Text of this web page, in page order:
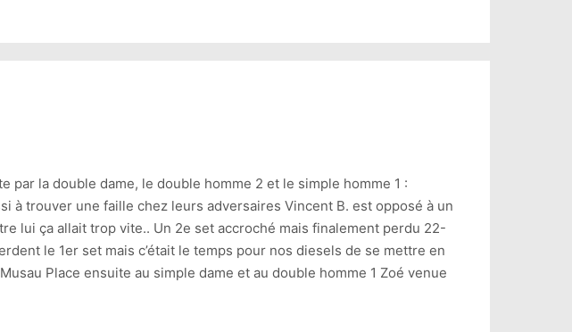
par la double dame, le double homme 2 et le simple homme 1 :
à trouver une faille chez leurs adversaires Vincent B. est opposé à un
lui ça allait trop vite.. Un 2e set accroché mais finalement perdu 22-
le 1er set mais c’était le temps pour nos diesels de se mettre en
Place ensuite au simple dame et au double homme 1 Zoé venue